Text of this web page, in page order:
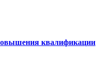
квалификации